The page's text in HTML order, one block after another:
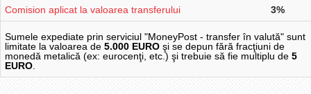
Comision aplicat la valoarea transferului 3%
Sumele expediate prin serviciul "MoneyPost - transfer în valută" sunt
limitate la valoarea de 5.000 EURO şi se depun fără fracţiuni de
monedă metalică (ex: eurocenţi, etc.) şi trebuie să fie multiplu de 5
EURO